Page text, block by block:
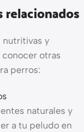
nutritivas y
otras
perros:
naturales y
a tu peludo en